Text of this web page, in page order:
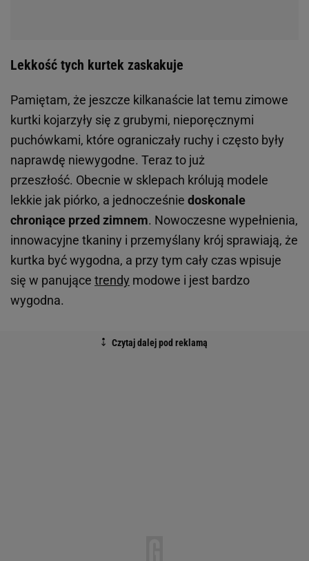
Lekkość tych kurtek zaskakuje
Pamiętam, że jeszcze kilkanaście lat temu zimowe
kurtki kojarzyły się z grubymi, nieporęcznymi
puchówkami, które ograniczały ruchy i często były
naprawdę niewygodne. Teraz to już
przeszłość. Obecnie w sklepach królują modele
lekkie jak piórko, a jednocześnie doskonale
chroniące przed zimnem. Nowoczesne wypełnienia,
innowacyjne tkaniny i przemyślany krój sprawiają, że
kurtka być wygodna, a przy tym cały czas wpisuje
się w panujące trendy modowe i jest bardzo
wygodna.